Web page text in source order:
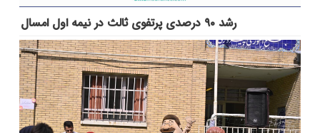
رشد ۹۰ درصدی پرتفوی ثالث در نیمه اول امسال